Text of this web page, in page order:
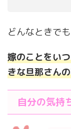
どんなときで
嫁のことをい
きな旦那さん
自分の気持